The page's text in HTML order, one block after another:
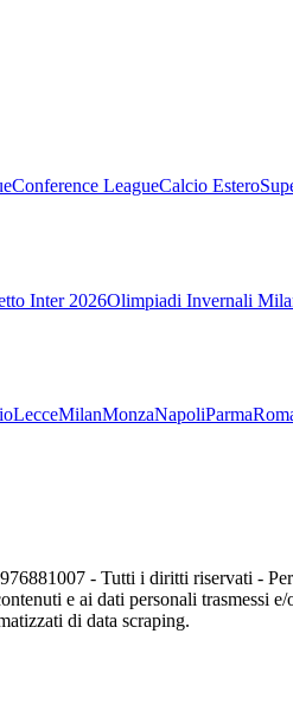
Conference LeagueCalcio Estero
Inter 2026Olimpiadi Invernali
LecceMilanMonzaNapoliParma
- Tutti i diritti riservati -
e ai dati personali trasmessi
di data scraping.